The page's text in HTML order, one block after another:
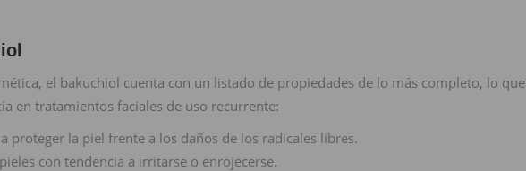
el bakuchiol cuenta con un listado de propiedades de lo más completo, lo que
en tratamientos faciales de uso recurrente:
proteger la piel frente a los daños de los radicales libres.
con tendencia a irritarse o enrojecerse.